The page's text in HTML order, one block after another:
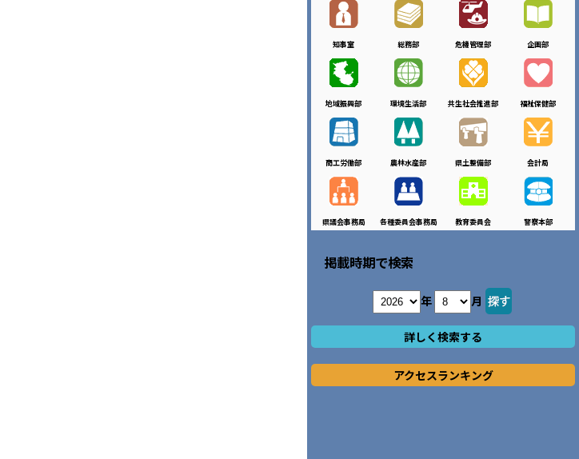
知事室 総務部 危機管理部 企画部
地域振興部 環境生活部 共生社会推進部 福祉保健部
商工労働部 農林水産部 県土整備部 会計局
県議会事務局 各種委員会事務局 教育委員会 警察本部
掲載時期で検索
年 月
詳しく検索する
アクセスランキング